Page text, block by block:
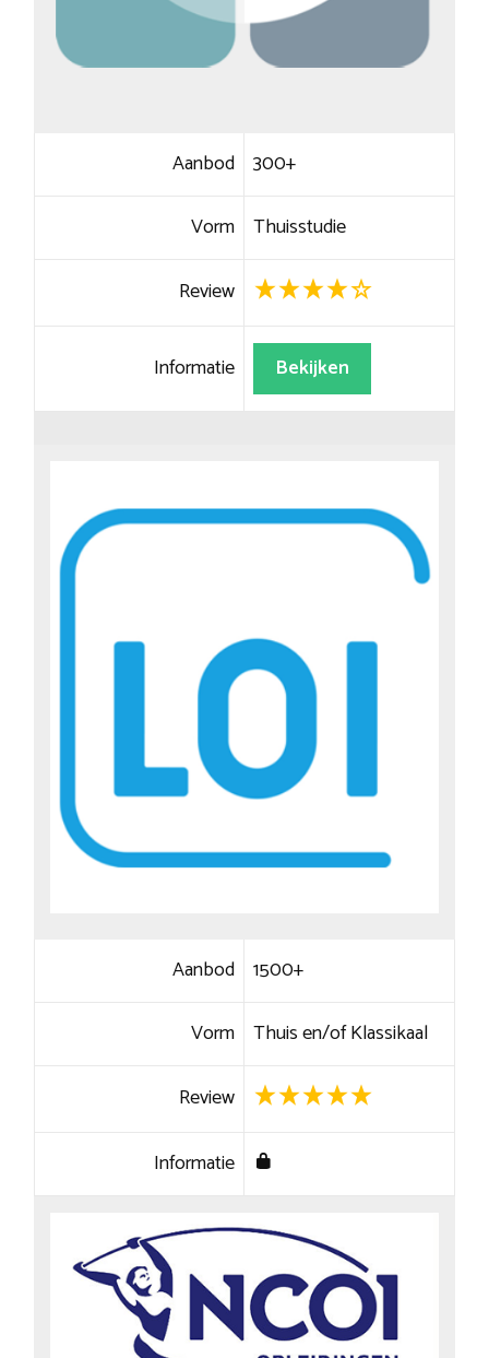
Aanbod 300+
Vorm Thuisstudie
Review
Informatie Bekijken
Aanbod 1500+
Vorm Thuis en/of Klassikaal
Review
Informatie